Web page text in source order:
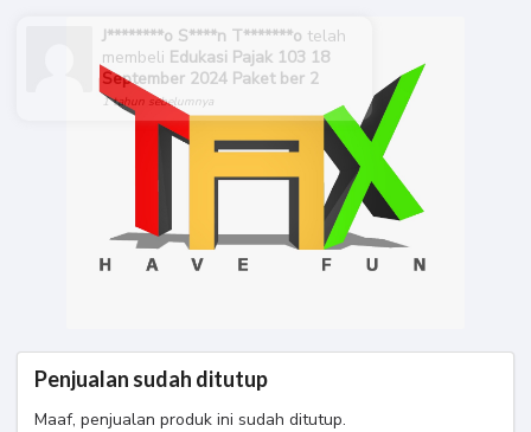
Penjualan sudah ditutup
Maaf, penjualan produk ini sudah ditutup.
J********o S****n T*******o telah
membeli Edukasi Pajak 103 18
September 2024 Paket ber 2
1 tahun sebelumnya